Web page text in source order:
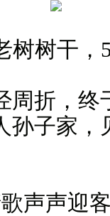
树树干，
周折，终
孙子家，
声声迎